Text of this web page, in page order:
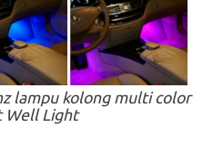
lampu kolong multi color
Well Light